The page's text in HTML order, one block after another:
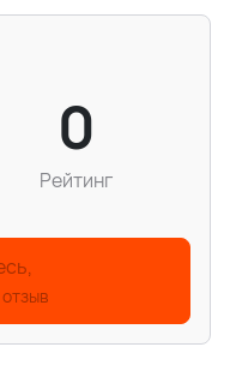
0
Рейтинг